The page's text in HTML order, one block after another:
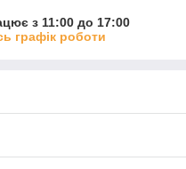
з 11:00 до 17:00
графік роботи